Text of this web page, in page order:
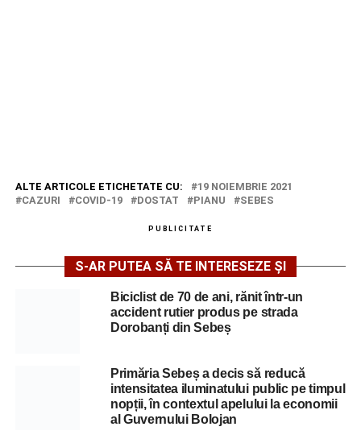
ALTE ARTICOLE ETICHETATE CU:
19 NOIEMBRIE 2021
CAZURI
COVID-19 DOSTAT PIANU SEBES
PUBLICITATE
S-AR PUTEA SĂ TE INTERESEZE ȘI
Biciclist de 70 de ani, rănit într-un
accident rutier produs pe strada
Dorobanți din Sebeș
Primăria Sebeș a decis să reducă
intensitatea iluminatului public pe timpul
nopții, în contextul apelului la economii
al Guvernului Bolojan